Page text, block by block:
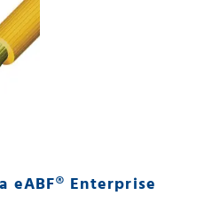
eABF® Enterprise